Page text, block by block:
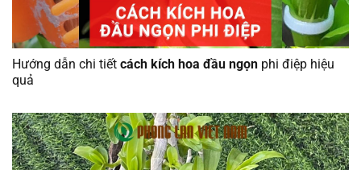
Hướng dẫn chi tiết cách kích hoa đầu ngọn phi điệp hiệu
quả